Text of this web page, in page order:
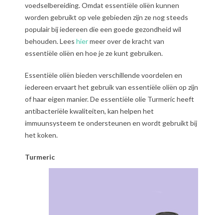
voedselbereiding. Omdat essentiële oliën kunnen
worden gebruikt op vele gebieden zijn ze nog steeds
populair bij iedereen die een goede gezondheid wil
behouden. Lees hiermeer over de kracht van
essentiële oliën en hoe je ze kunt gebruiken.
Essentiële oliën bieden verschillende voordelen en
iedereen ervaart het gebruik van essentiële oliën op zijn
of haar eigen manier. De essentiële olie Turmeric heeft
antibacteriële kwaliteiten, kan helpen het
immuunsysteem te ondersteunen en wordt gebruikt bij
het koken.
Turmeric